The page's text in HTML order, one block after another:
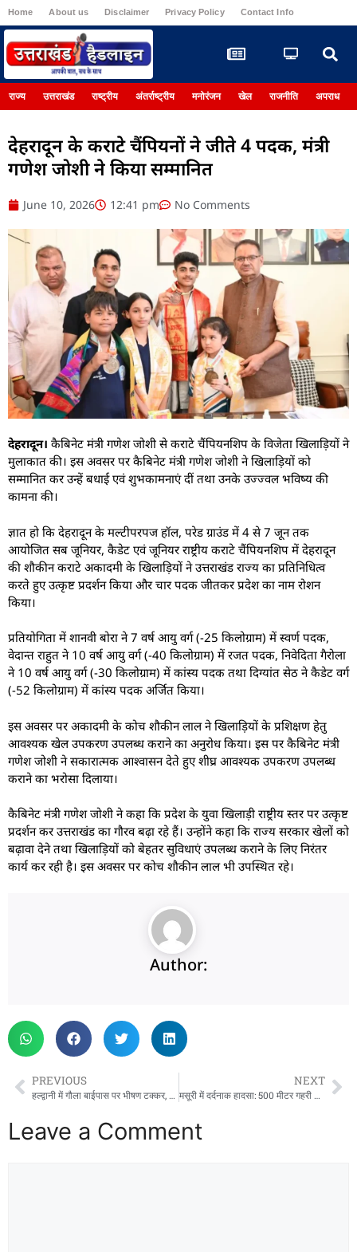
Home About us Disclaimer Privacy Policy Contact Info
राज्य उत्तराखंड राष्ट्रीय अंतर्राष्ट्रीय मनोरंजन खेल राजनीति अपराध
देहरादून के कराटे चैंपियनों ने जीते 4 पदक, मंत्री
गणेश जोशी ने किया सम्मानित
June 10, 2026 12:41 pm No Comments
देहरादून। कैबिनेट मंत्री गणेश जोशी से कराटे चैंपियनशिप के विजेता खिलाड़ियों ने
मुलाकात की। इस अवसर पर कैबिनेट मंत्री गणेश जोशी ने खिलाड़ियों को
सम्मानित कर उन्हें बधाई एवं शुभकामनाएं दीं तथा उनके उज्ज्वल भविष्य की
कामना की।
ज्ञात हो कि देहरादून के मल्टीपरपज हॉल, परेड ग्राउंड में 4 से 7 जून तक
आयोजित सब जूनियर, कैडेट एवं जूनियर राष्ट्रीय कराटे चैंपियनशिप में देहरादून
की शौकीन कराटे अकादमी के खिलाड़ियों ने उत्तराखंड राज्य का प्रतिनिधित्व
करते हुए उत्कृष्ट प्रदर्शन किया और चार पदक जीतकर प्रदेश का नाम रोशन
किया।
प्रतियोगिता में शानवी बोरा ने 7 वर्ष आयु वर्ग (-25 किलोग्राम) में स्वर्ण पदक,
वेदान्त राहुत ने 10 वर्ष आयु वर्ग (-40 किलोग्राम) में रजत पदक, निवेदिता गैरोला
ने 10 वर्ष आयु वर्ग (-30 किलोग्राम) में कांस्य पदक तथा दिग्यांत सेठ ने कैडेट वर्ग
(-52 किलोग्राम) में कांस्य पदक अर्जित किया।
इस अवसर पर अकादमी के कोच शौकीन लाल ने खिलाड़ियों के प्रशिक्षण हेतु
आवश्यक खेल उपकरण उपलब्ध कराने का अनुरोध किया। इस पर कैबिनेट मंत्री
गणेश जोशी ने सकारात्मक आश्वासन देते हुए शीघ्र आवश्यक उपकरण उपलब्ध
कराने का भरोसा दिलाया।
कैबिनेट मंत्री गणेश जोशी ने कहा कि प्रदेश के युवा खिलाड़ी राष्ट्रीय स्तर पर उत्कृष्ट
प्रदर्शन कर उत्तराखंड का गौरव बढ़ा रहे हैं। उन्होंने कहा कि राज्य सरकार खेलों को
बढ़ावा देने तथा खिलाड़ियों को बेहतर सुविधाएं उपलब्ध कराने के लिए निरंतर
कार्य कर रही है। इस अवसर पर कोच शौकीन लाल भी उपस्थित रहे।
Author:
PREVIOUS
हल्द्वानी में गौला बाईपास पर भीषण टक्कर, कार खेत में जा घुसी, बड़ा हादसा टला
NEXT
मसूरी में दर्दनाक हादसा: 500 मीटर गहरी खाई में गिरी कार, महिला की मौत, रेस्क्यू जारी
Leave a Comment